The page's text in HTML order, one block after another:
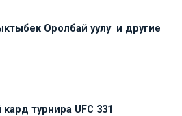
Оролбай уулу и другие
турнира UFC 331